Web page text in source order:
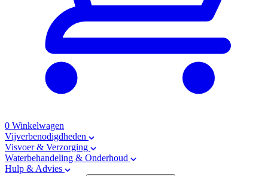
0 Winkelwagen
Vijverbenodigdheden
Visvoer & Verzorging
Waterbehandeling & Onderhoud
Hulp & Advies